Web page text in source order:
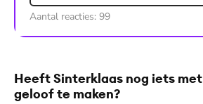
Aantal reacties: 99
Heeft Sinterklaas nog iets
geloof te maken?